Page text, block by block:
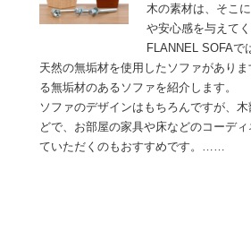
木の素材は、そこ
や安心感を与えてく
FLANNEL SOFAで
天然の無垢材を使用したソファがあり
る無垢材のあるソファを紹介します。
ソファのデザインはもちろんですが、
どで、お部屋の家具や床などのコーデ
ていただくのもおすすめです。……